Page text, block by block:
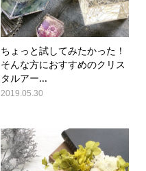
ちょっと試してみたかった！
そんな方におすすめのクリス
タルアー...
2019.05.30